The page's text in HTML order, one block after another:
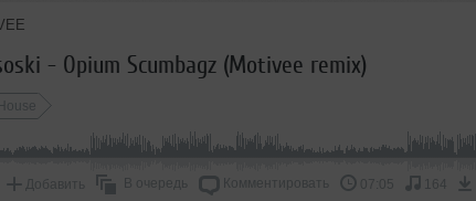
- Opium Scumbagz (Motivee remix)
House
Добавить В очередь Комментировать 07:05 164